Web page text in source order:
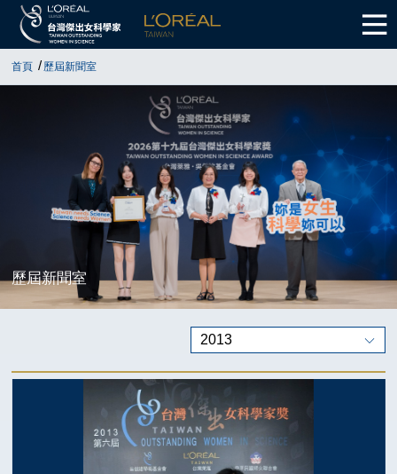
首頁 歷屆新聞室
歷屆新聞室
2013
2026
2025
2024
2023